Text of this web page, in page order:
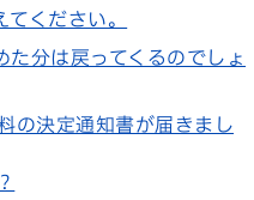
ください。
分は戻ってくるのでしょ
の決定通知書が届きまし